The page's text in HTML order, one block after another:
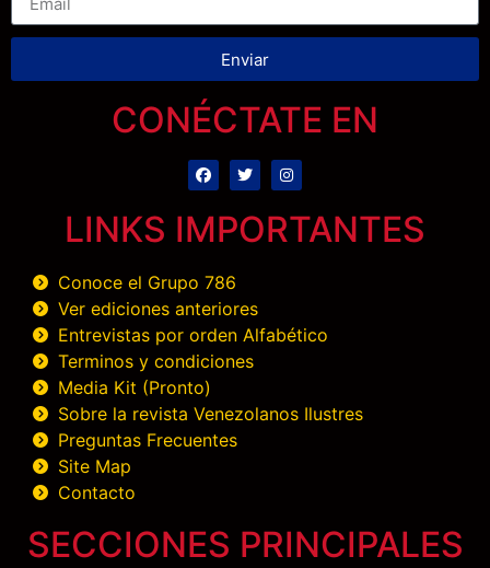
Enviar
CONÉCTATE EN
LINKS IMPORTANTES
Conoce el Grupo 786
Ver ediciones anteriores
Entrevistas por orden Alfabético
Terminos y condiciones
Media Kit (Pronto)
Sobre la revista Venezolanos Ilustres
Preguntas Frecuentes
Site Map
Contacto
SECCIONES PRINCIPALES